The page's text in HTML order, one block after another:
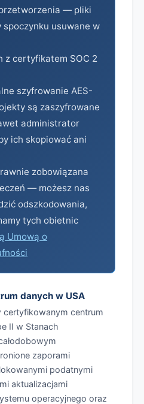
— pliki
spoczynku usuwane w
z certyfikatem SOC 2
szyfrowanie AES-
są zaszyfrowane
administrator
ich skopiować ani
zobowiązana
— możesz nas
odszkodowania,
tych obietnic
Umową o
danych w USA
certyfikowanym centrum
II w Stanach
zaporami
podatnymi
aktualizacjami
operacyjnego oraz